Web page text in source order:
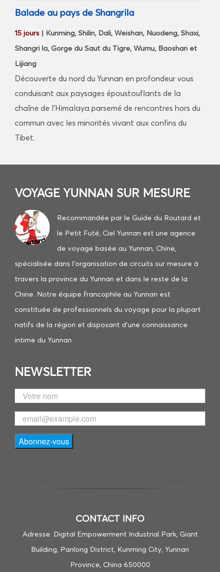
Balade au pays de Shangrila
15 jours | Kunming, Shilin, Dali, Weishan, Nuodeng, Shaxi,
Shangri la, Gorge du Saut du Tigre, Wumu, Baoshan et
Lijiang
Découverte du nord du Yunnan en profondeur vous
conduisant aux paysages époustouflants de la
chaîne de l’Himalaya parsemé de rencontres hors du
commun avec les minorités vivant aux confins du
Tibet.
VOYAGE YUNNAN SUR MESURE
Recommandée par le Guide du Routard et
le Petit Futé , Ciel Yunnan est une agence
de voyage basée au Yunnan, Chine,
spécialisée dans l’organisation de circuits sur mesure à
travers la province du Yunnan et dans le reste de la
Chine. ​Notre équipe francophile au Yunnan est
constituée de professionnels du voyage pour la plupart
natifs de la région et disposant d’une connaissance
intime du Yunnan.
NEWSLETTER
CONTACT INFO
Adresse: Digital Empowerment Industrial Park, Giant
Building, Panlong District, Kunming City, Yunnan
Province, China 650000